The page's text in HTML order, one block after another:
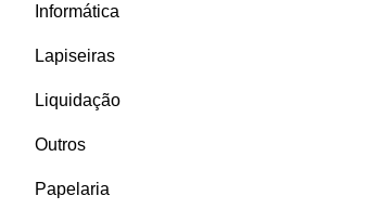
Informática
Lapiseiras
Liquidação
Outros
Papelaria